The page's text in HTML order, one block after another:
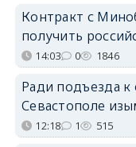
Контракт с
получить
14:03 0 1846
Ради подъезда к
Севастополе
12:18 1 515